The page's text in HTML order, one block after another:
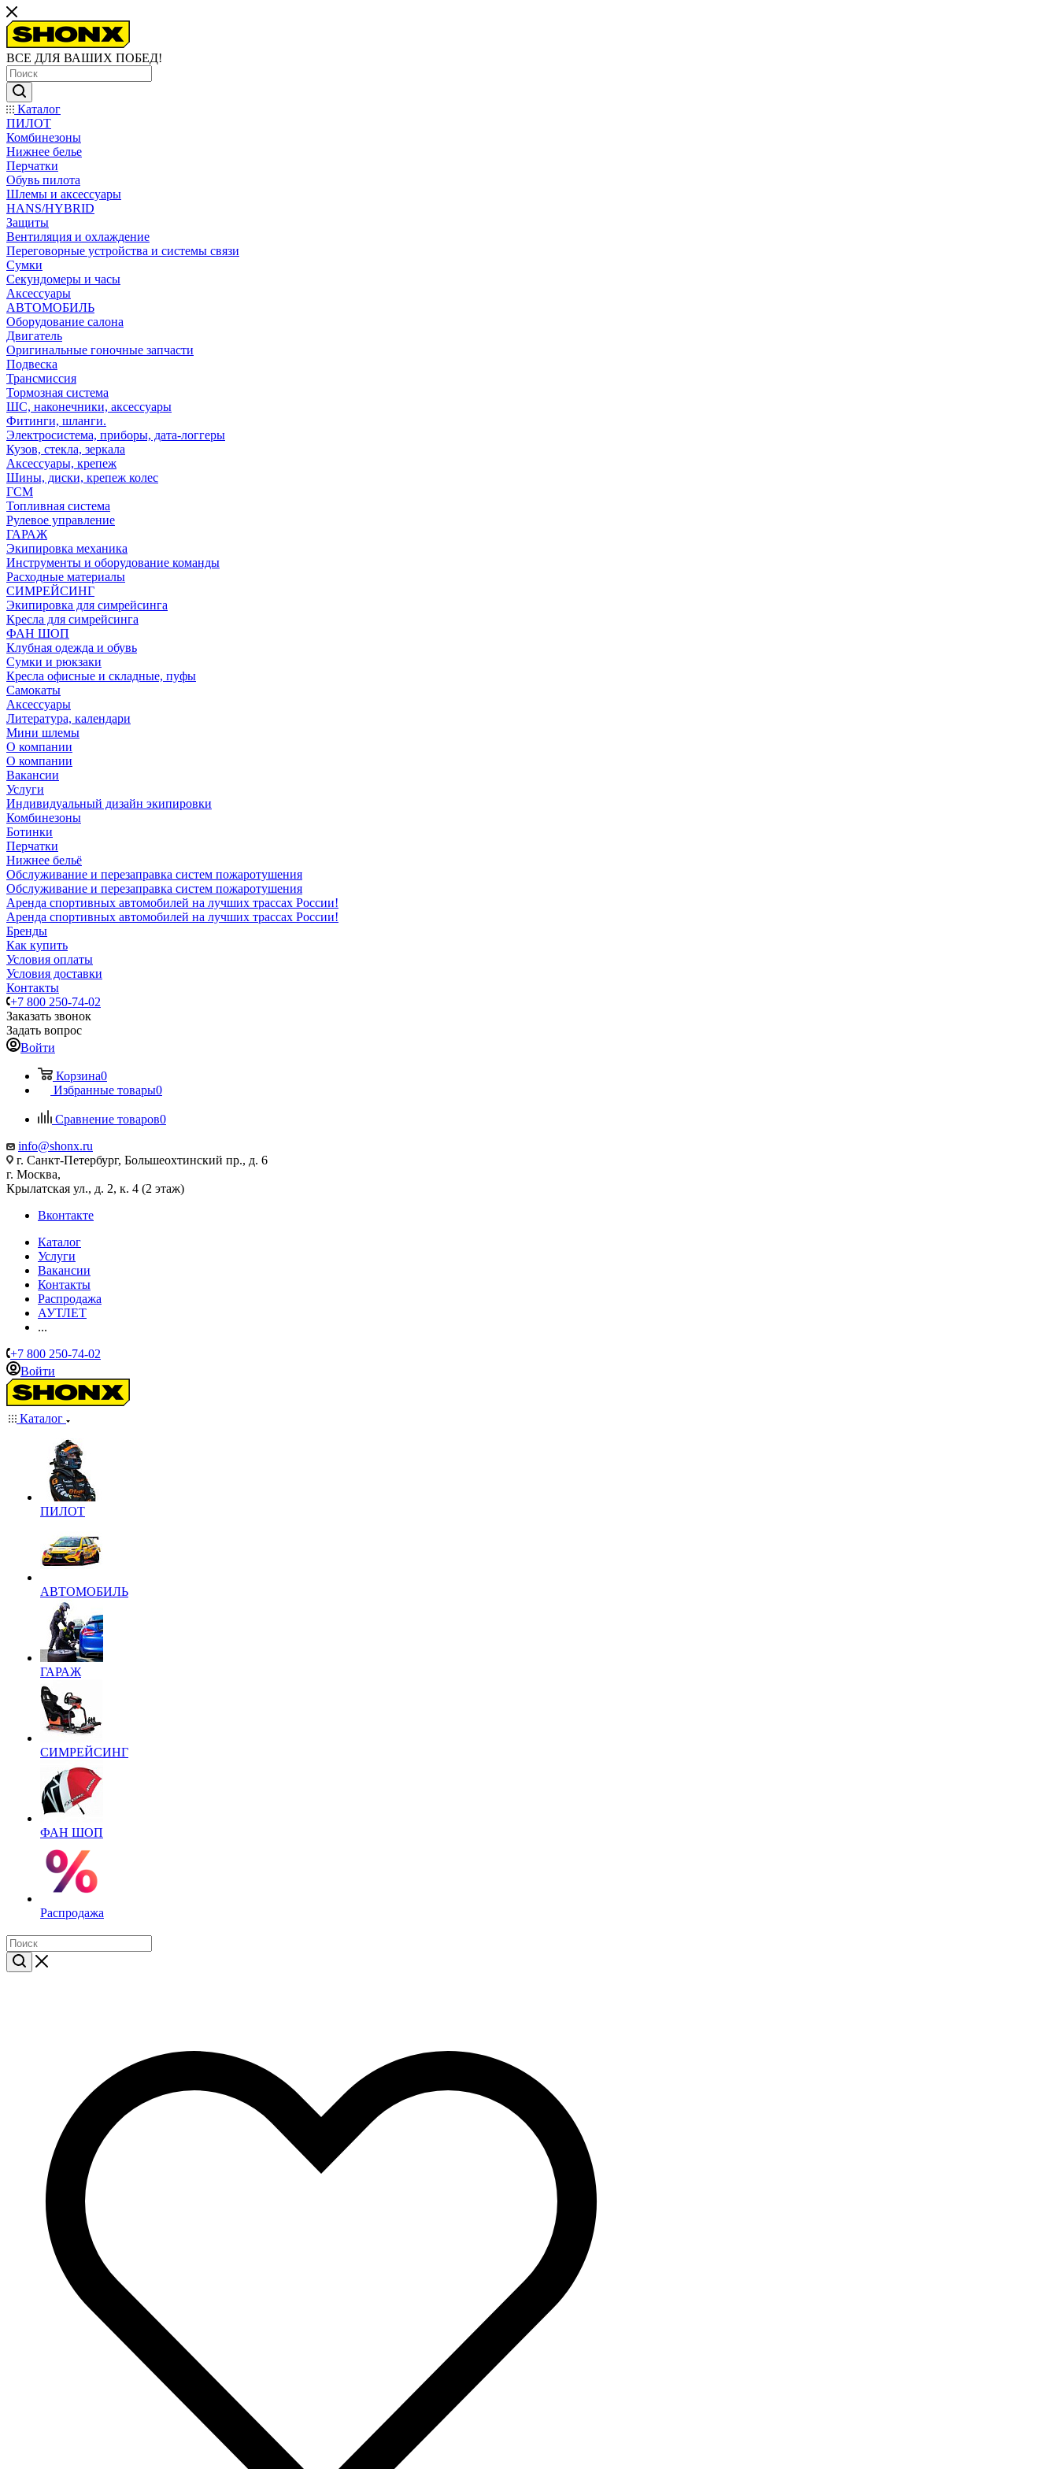
ВСЕ ДЛЯ ВАШИХ ПОБЕД!
Каталог
ПИЛОТ
Комбинезоны
Нижнее белье
Перчатки
Обувь пилота
Шлемы и аксессуары
HANS/HYBRID
Защиты
Вентиляция и охлаждение
Переговорные устройства и системы связи
Сумки
Секундомеры и часы
Аксессуары
АВТОМОБИЛЬ
Оборудование салона
Двигатель
Оригинальные гоночные запчасти
Подвеска
Трансмиссия
Тормозная система
ШС, наконечники, аксессуары
Фитинги, шланги.
Электросистема, приборы, дата-логгеры
Кузов, стекла, зеркала
Аксессуары, крепеж
Шины, диски, крепеж колес
ГСМ
Топливная система
Рулевое управление
ГАРАЖ
Экипировка механика
Инструменты и оборудование команды
Расходные материалы
СИМРЕЙСИНГ
Экипировка для симрейсинга
Кресла для симрейсинга
ФАН ШОП
Клубная одежда и обувь
Сумки и рюкзаки
Кресла офисные и складные, пуфы
Самокаты
Аксессуары
Литература, календари
Мини шлемы
О компании
О компании
Вакансии
Услуги
Индивидуальный дизайн экипировки
Комбинезоны
Ботинки
Перчатки
Нижнее бельё
Обслуживание и перезаправка систем пожаротушения
Обслуживание и перезаправка систем пожаротушения
Аренда спортивных автомобилей на лучших трассах России!
Аренда спортивных автомобилей на лучших трассах России!
Бренды
Как купить
Условия оплаты
Условия доставки
Контакты
+7 800 250-74-02
Заказать звонок
Задать вопрос
Войти
Корзина0
Избранные товары0
Сравнение товаров0
info@shonx.ru
г. Санкт-Петербург, Большеохтинский пр., д. 6
г. Москва,
Крылатская ул., д. 2, к. 4 (2 этаж)
Вконтакте
Каталог
Услуги
Вакансии
Контакты
Распродажа
АУТЛЕТ
...
+7 800 250-74-02
Войти
Каталог
ПИЛОТ
АВТОМОБИЛЬ
ГАРАЖ
СИМРЕЙСИНГ
ФАН ШОП
Распродажа